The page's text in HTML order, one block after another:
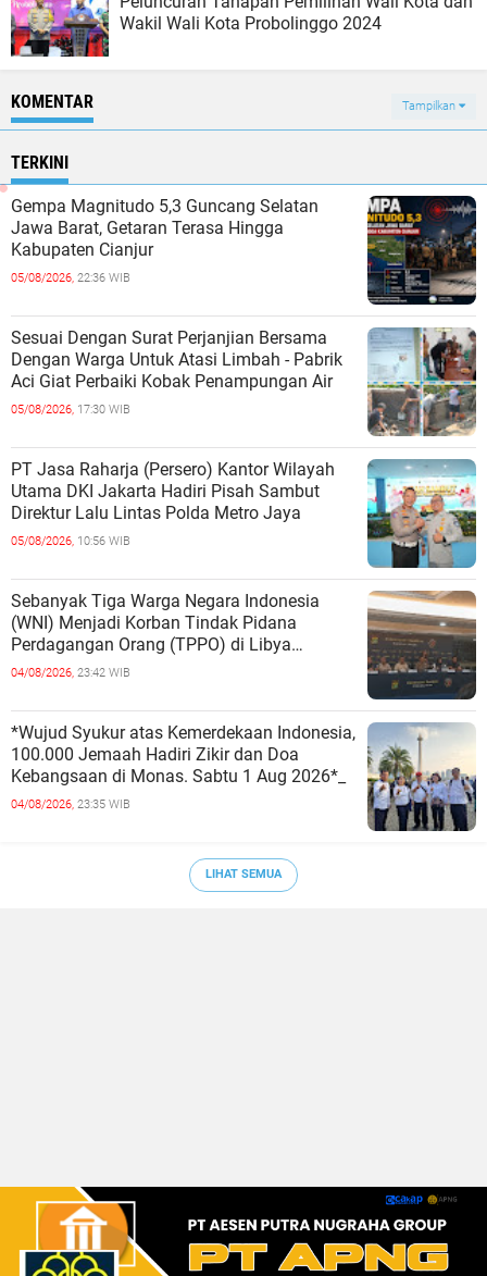
Wakil Wali Kota Probolinggo 2024
KOMENTAR Tampilkan
TERKINI
Gempa Magnitudo 5,3 Guncang Selatan
Jawa Barat, Getaran Terasa Hingga
Kabupaten Cianjur
05/08/2026, 22:36 WIB
Sesuai Dengan Surat Perjanjian Bersama
Dengan Warga Untuk Atasi Limbah - Pabrik
Aci Giat Perbaiki Kobak Penampungan Air
05/08/2026, 17:30 WIB
PT Jasa Raharja (Persero) Kantor Wilayah
Utama DKI Jakarta Hadiri Pisah Sambut
Direktur Lalu Lintas Polda Metro Jaya
05/08/2026, 10:56 WIB
Sebanyak Tiga Warga Negara Indonesia
(WNI) Menjadi Korban Tindak Pidana
Perdagangan Orang (TPPO) di Libya
Berhasil Dipulangkan Ke - Indonesia. Mereka
04/08/2026, 23:42 WIB
*Wujud Syukur atas Kemerdekaan Indonesia,
100.000 Jemaah Hadiri Zikir dan Doa
Kebangsaan di Monas. Sabtu 1 Aug 2026*_
04/08/2026, 23:35 WIB
LIHAT SEMUA